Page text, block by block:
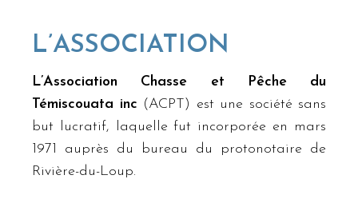
L’ASSOCIATION
L’Association Chasse et Pêche du
Témiscouata inc (ACPT) est une société sans
but lucratif, laquelle fut incorporée en mars
1971 auprès du bureau du protonotaire de
Rivière-du-Loup.